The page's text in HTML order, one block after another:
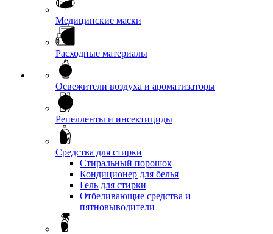
Медицинские маски
Расходные материалы
Освежители воздуха и ароматизаторы
Репелленты и инсектициды
Средства для стирки
Стиральный порошок
Кондиционер для белья
Гель для стирки
Отбеливающие средства и
пятновыводители